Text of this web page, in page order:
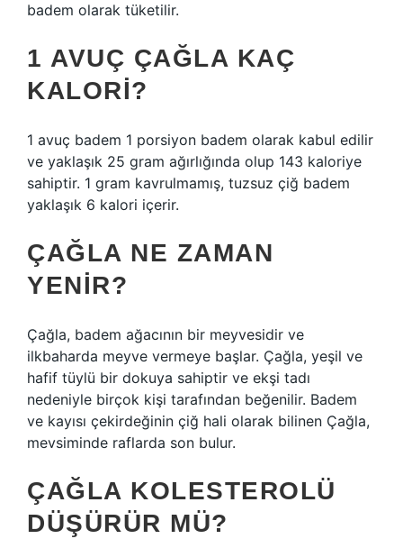
badem olarak tüketilir.
1 AVUÇ ÇAĞLA KAÇ
KALORI?
1 avuç badem 1 porsiyon badem olarak kabul edilir
ve yaklaşık 25 gram ağırlığında olup 143 kaloriye
sahiptir. 1 gram kavrulmamış, tuzsuz çiğ badem
yaklaşık 6 kalori içerir.
ÇAĞLA NE ZAMAN
YENIR?
Çağla, badem ağacının bir meyvesidir ve
ilkbaharda meyve vermeye başlar. Çağla, yeşil ve
hafif tüylü bir dokuya sahiptir ve ekşi tadı
nedeniyle birçok kişi tarafından beğenilir. Badem
ve kayısı çekirdeğinin çiğ hali olarak bilinen Çağla,
mevsiminde raflarda son bulur.
ÇAĞLA KOLESTEROLÜ
DÜŞÜRÜR MÜ?